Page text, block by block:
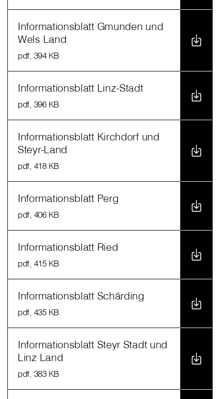
Informationsblatt Gmunden und
Wels Land
pdf, 394 KB
Informationsblatt Linz-Stadt
pdf, 396 KB
Informationsblatt Kirchdorf und
Steyr-Land
pdf, 418 KB
Informationsblatt Perg
pdf, 406 KB
Informationsblatt Ried
pdf, 415 KB
Informationsblatt Schärding
pdf, 435 KB
Informationsblatt Steyr Stadt und
Linz Land
pdf, 383 KB